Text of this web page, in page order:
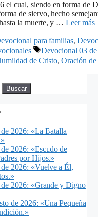
el cual, siendo en forma de
de siervo, hecho
la muerte, y … Leer más
para familias,
Etiquetas
Devocional 03
de Cristo, Oración
Buscar
2026: «La Batalla
2026: «Escudo de
por Hijos.»
2026: «Vuelve a Él,
2026: «Grande y Digno
de 2026: «Una Pequeña